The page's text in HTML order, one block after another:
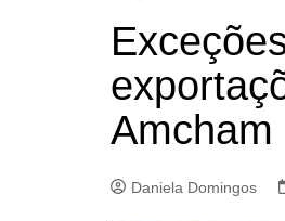
Amcham
Daniela Domingos